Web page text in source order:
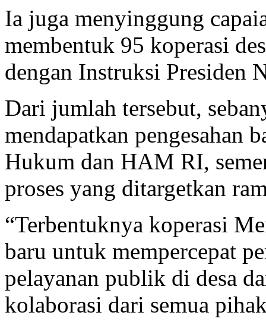
Ia juga menyinggung
membentuk 95 koperasi
dengan Instruksi Presiden
Dari jumlah tersebut,
mendapatkan pengesahan
Hukum dan HAM RI,
proses yang ditargetkan
“Terbentuknya koperasi
baru untuk mempercepat
pelayanan publik di desa
kolaborasi dari semua